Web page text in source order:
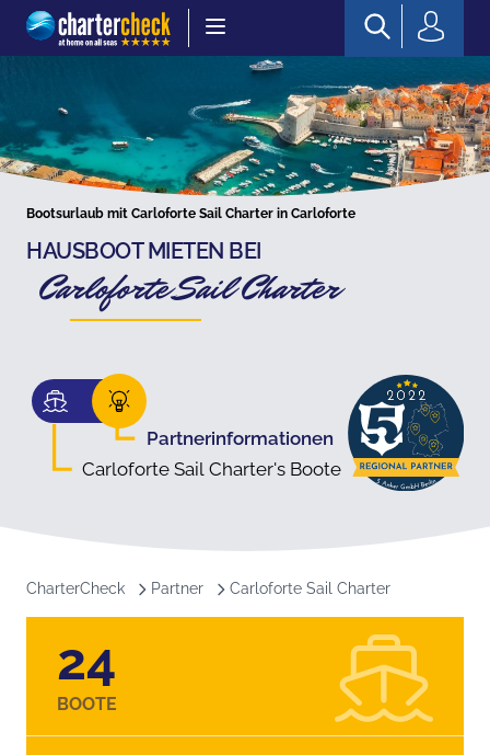
Chartercheck
Bootsurlaub mit Carloforte Sail Charter in Carloforte
HAUSBOOT MIETEN BEI
Carloforte Sail Charter
Partnerinformationen
Carloforte Sail Charter's Boote
CharterCheck Partner Carloforte Sail Charter
24
BOOTE